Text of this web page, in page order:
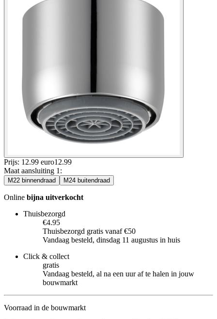
Prijs: 12.99 euro12.99
Maat aansluiting 1 :
M22 binnendraad M24 buitendraad
Online bijna uitverkocht
Thuisbezorgd
€4.95
Thuisbezorgd gratis vanaf €50
Vandaag besteld, dinsdag 11 augustus in huis
Click & collect
gratis
Vandaag besteld, al na een uur af te halen in jouw
bouwmarkt
Voorraad in de bouwmarkt